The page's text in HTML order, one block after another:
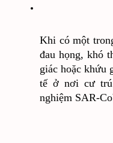
Khi có một
đau họng, khó
giác hoặc khứu
tế ở nơi cư trú
nghiệm SAR-